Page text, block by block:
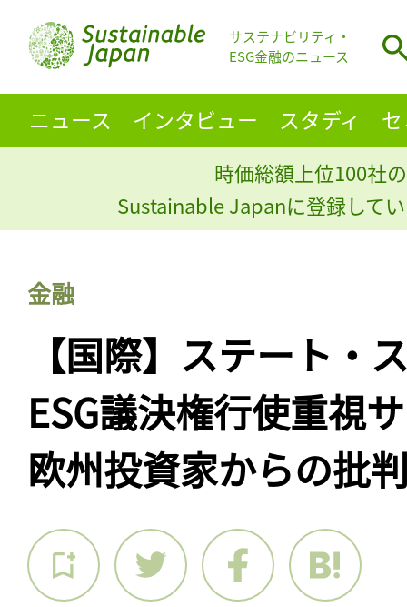
サステナビリティ・
ESG金融のニュース
ニュース インタビュー スタディ
時価総額上位100社
Sustainable Japanに登録して
金融
【国際】ステート・
ESG議決権行使重視
欧州投資家からの批